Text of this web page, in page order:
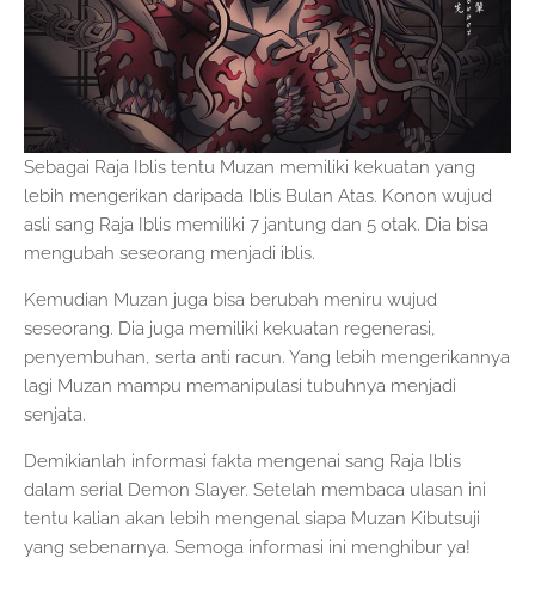
Sebagai Raja Iblis tentu Muzan memiliki kekuatan yang
lebih mengerikan daripada Iblis Bulan Atas. Konon wujud
asli sang Raja Iblis memiliki 7 jantung dan 5 otak. Dia bisa
mengubah seseorang menjadi iblis.
Kemudian Muzan juga bisa berubah meniru wujud
seseorang. Dia juga memiliki kekuatan regenerasi,
penyembuhan, serta anti racun. Yang lebih mengerikannya
lagi Muzan mampu memanipulasi tubuhnya menjadi
senjata.
Demikianlah informasi fakta mengenai sang Raja Iblis
dalam serial Demon Slayer. Setelah membaca ulasan ini
tentu kalian akan lebih mengenal siapa Muzan Kibutsuji
yang sebenarnya. Semoga informasi ini menghibur ya!